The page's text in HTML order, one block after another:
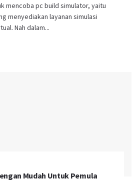
mencoba pc build simulator, yaitu
menyediakan layanan simulasi
Nah dalam...
Mudah Untuk Pemula